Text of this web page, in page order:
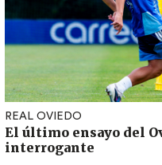
REAL OVIEDO
El último ensayo del
interrogante